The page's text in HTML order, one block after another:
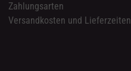
Zahlungsarten
Versandkosten und Lieferzeiten